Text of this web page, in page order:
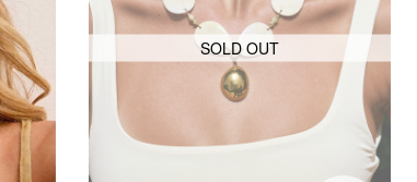
SOLD OUT